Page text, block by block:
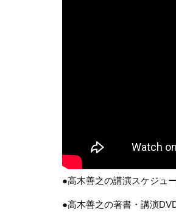
●高木善之の講演スケジュ
●高木善之の著書・講演